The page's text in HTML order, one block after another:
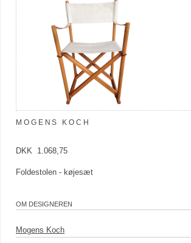
MOGENS KOCH
DKK 1.068,75
Foldestolen - køjesæt
OM DESIGNEREN
Mogens Koch